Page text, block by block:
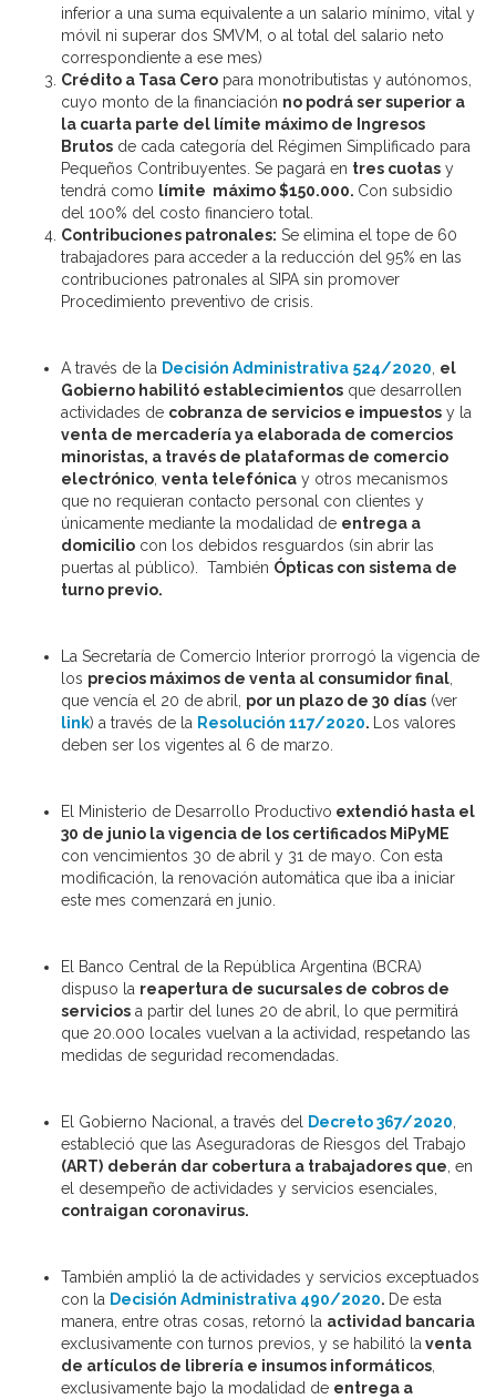
inferior a una suma equivalente a un salario mínimo, vital y
móvil ni superar dos SMVM, o al total del salario neto
correspondiente a ese mes)
Crédito a Tasa Cero para monotributistas y autónomos,
cuyo monto de la financiación no podrá ser superior a
la cuarta parte del límite máximo de Ingresos
Brutos de cada categoría del Régimen Simplificado para
Pequeños Contribuyentes. Se pagará en tres cuotas y
tendrá como límite máximo $150.000. Con subsidio
del 100% del costo financiero total.
Contribuciones patronales: Se elimina el tope de 60
trabajadores para acceder a la reducción del 95% en las
contribuciones patronales al SIPA sin promover
Procedimiento preventivo de crisis.
A través de la Decisión Administrativa 524/2020 el
Gobierno habilitó establecimientos que desarrollen
actividades de cobranza de servicios e impuestos y la
venta de mercadería ya elaborada de comercios
minoristas, a través de plataformas de comercio
electrónico venta telefónica y otros mecanismos
que no requieran contacto personal con clientes y
únicamente mediante la modalidad de entrega a
domicilio con los debidos resguardos (sin abrir las
puertas al público). También Ópticas con sistema de
turno previo.
La Secretaría de Comercio Interior prorrogó la vigencia de
los precios máximos de venta al consumidor final
que vencía el 20 de abril, por un plazo de 30 días (ver
link) a través de la Resolución 117/2020.
Los valores
deben ser los vigentes al 6 de marzo.
El Ministerio de Desarrollo Productivo extendió hasta el
30 de junio la vigencia de los certificados MiPyME
con vencimientos 30 de abril y 31 de mayo. Con esta
modificación, la renovación automática que iba a iniciar
este mes comenzará en junio.
El Banco Central de la República Argentina (BCRA)
dispuso la reapertura de sucursales de cobros de
servicios a partir del lunes 20 de abril, lo que permitirá
que 20.000 locales vuelvan a la actividad, respetando las
medidas de seguridad recomendadas.
El Gobierno Nacional, a través del Decreto 367/2020
estableció que las Aseguradoras de Riesgos del Trabajo
(ART) deberán dar cobertura a trabajadores que , en
el desempeño de actividades y servicios esenciales,
contraigan coronavirus.
También amplió la de actividades y servicios exceptuados
con la Decisión Administrativa 490/2020. De esta
manera, entre otras cosas, retornó la actividad bancaria
exclusivamente con turnos previos, y se habilitó la venta
de artículos de librería e insumos informáticos
exclusivamente bajo la modalidad de entrega a